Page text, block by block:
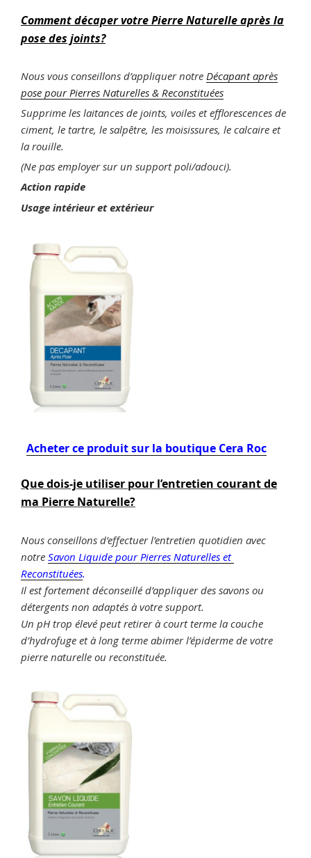
Comment décaper votre Pierre Naturelle après la
pose des joints?
Nous vous conseillons d’appliquer notre Décapant après
pose pour Pierres Naturelles & Reconstituées
Supprime les laitances de joints, voiles et efflorescences de
ciment, le tartre, le salpêtre, les moisissures, le calcaire et
la rouille.
(Ne pas employer sur un support poli/adouci).
Action rapide
Usage intérieur et extérieur
Acheter ce produit sur la boutique Cera Roc
Que dois-je utiliser pour l’entretien courant de
ma Pierre Naturelle?
Nous conseillons d’effectuer l’entretien quotidien avec
notre Savon Liquide pour Pierres Naturelles et
Reconstituées.
Il est fortement déconseillé d’appliquer des savons ou
détergents non adaptés à votre support.
Un pH trop élevé peut retirer à court terme la couche
d’hydrofuge et à long terme abimer l’épiderme de votre
pierre naturelle ou reconstituée.